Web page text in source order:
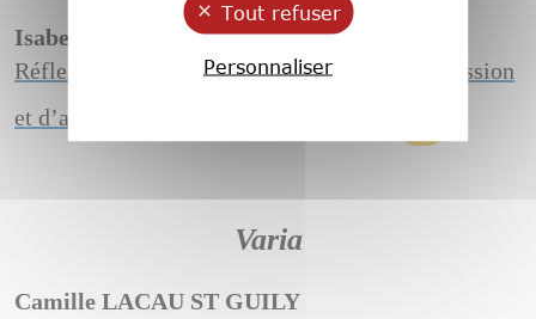
Isabelle TOUTON & Camille NOÛS
Réflexion féministe sur les notions de transmission
et d’autorité dans le champ du savoir
Varia
Camille LACAU ST GUILY
Tout refuser
Personnaliser